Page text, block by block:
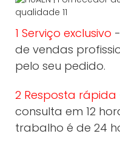
1 Serviço exclusivo
de vendas
pelo seu pedido.
2 Resposta rápida
consulta em 12
trabalho é de 24